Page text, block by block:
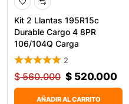
Kit 2 Llantas 195R15c
Durable Cargo 4 8PR
106/104Q Carga
2
$560.000 $ 520.000
AÑADIR AL CARRITO